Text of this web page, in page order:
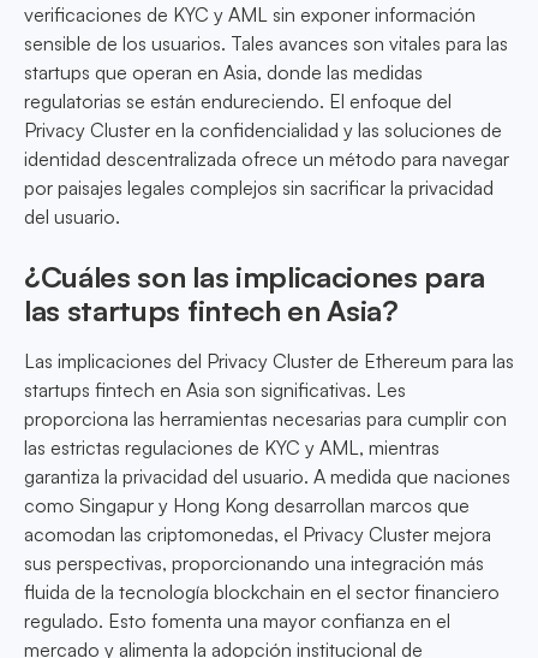
verificaciones de KYC y AML sin exponer información
sensible de los usuarios. Tales avances son vitales para las
startups que operan en Asia, donde las medidas
regulatorias se están endureciendo. El enfoque del
Privacy Cluster en la confidencialidad y las soluciones de
identidad descentralizada ofrece un método para navegar
por paisajes legales complejos sin sacrificar la privacidad
del usuario.
¿Cuáles son las implicaciones para
las startups fintech en Asia?
Las implicaciones del Privacy Cluster de Ethereum para las
startups fintech en Asia son significativas. Les
proporciona las herramientas necesarias para cumplir con
las estrictas regulaciones de KYC y AML, mientras
garantiza la privacidad del usuario. A medida que naciones
como Singapur y Hong Kong desarrollan marcos que
acomodan las criptomonedas, el Privacy Cluster mejora
sus perspectivas, proporcionando una integración más
fluida de la tecnología blockchain en el sector financiero
regulado. Esto fomenta una mayor confianza en el
mercado y alimenta la adopción institucional de